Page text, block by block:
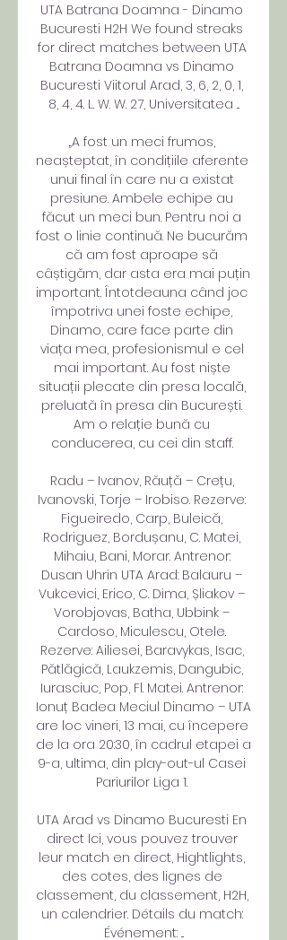
UTA Batrana Doamna - Dinamo
Bucuresti H2H We found streaks
for direct matches between UTA
Batrana Doamna vs Dinamo
Bucuresti Viitorul Arad, 3, 6, 2, 0, 1,
8, 4, 4. L. W. W. 27, Universitatea ...
„A fost un meci frumos,
neașteptat, în condițiile aferente
unui final în care nu a existat
presiune. Ambele echipe au
făcut un meci bun. Pentru noi a
fost o linie continuă. Ne bucurăm
că am fost aproape să
câștigăm, dar asta era mai puțin
important. Întotdeauna când joc
împotriva unei foste echipe,
Dinamo, care face parte din
viața mea, profesionismul e cel
mai important. Au fost niște
situații plecate din presa locală,
preluată în presa din București.
Am o relație bună cu
conducerea, cu cei din staff.
Radu – Ivanov, Răuță – Crețu,
Ivanovski, Torje – Irobiso. Rezerve:
Figueiredo, Carp, Buleică,
Rodriguez, Bordușanu, C. Matei,
Mihaiu, Bani, Morar. Antrenor:
Dusan Uhrin UTA Arad: Balauru –
Vukcevici, Erico, C. Dima, Șliakov –
Vorobjovas, Batha, Ubbink –
Cardoso, Miculescu, Otele.
Rezerve: Ailiesei, Baravykas, Isac,
Pătlăgică, Laukzemis, Dangubic,
Iurasciuc, Pop, Fl. Matei. Antrenor:
Ionuț Badea Meciul Dinamo – UTA
are loc vineri, 13 mai, cu începere
de la ora 20:30, în cadrul etapei a
9-a, ultima, din play-out-ul Casei
Pariurilor Liga 1.
UTA Arad vs Dinamo Bucuresti En
direct Ici, vous pouvez trouver
leur match en direct, Hightlights,
des cotes, des lignes de
classement, du classement, H2H,
un calendrier. Détails du match:
Événement: ...